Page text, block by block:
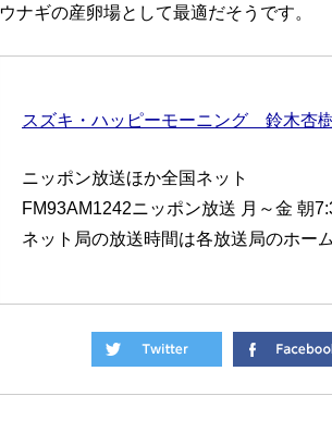
ウナギの産卵場として最適だそうです。
スズキ・ハッピーモーニング 鈴木杏
ニッポン放送ほか全国ネット
FM93AM1242ニッポン放送 月～金 朝
ネット局の放送時間は各放送局のホー